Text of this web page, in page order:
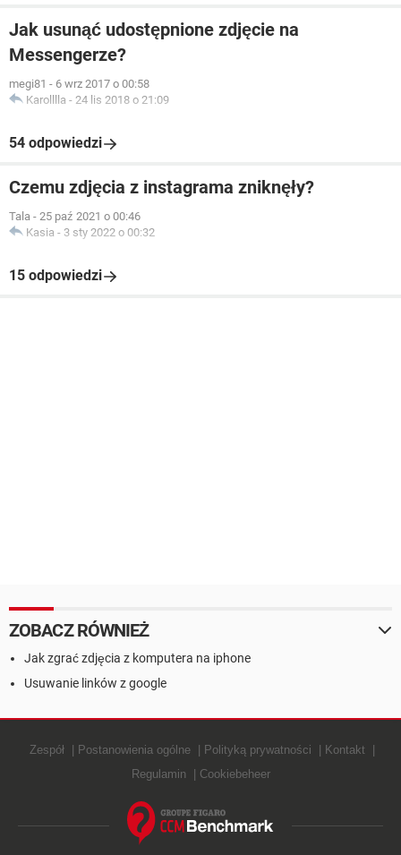
Jak usunąć udostępnione zdjęcie na
Messengerze?
megi81 - 6 wrz 2017 o 00:58
Karolllla - 24 lis 2018 o 21:09
54 odpowiedzi
Czemu zdjęcia z instagrama zniknęły?
Tala - 25 paź 2021 o 00:46
Kasia - 3 sty 2022 o 00:32
15 odpowiedzi
ZOBACZ RÓWNIEŻ
Jak zgrać zdjęcia z komputera na iphone
Usuwanie linków z google
Zespół Postanowienia ogólne Polityką prywatności
Kontakt
Regulamin
Cookiebeheer